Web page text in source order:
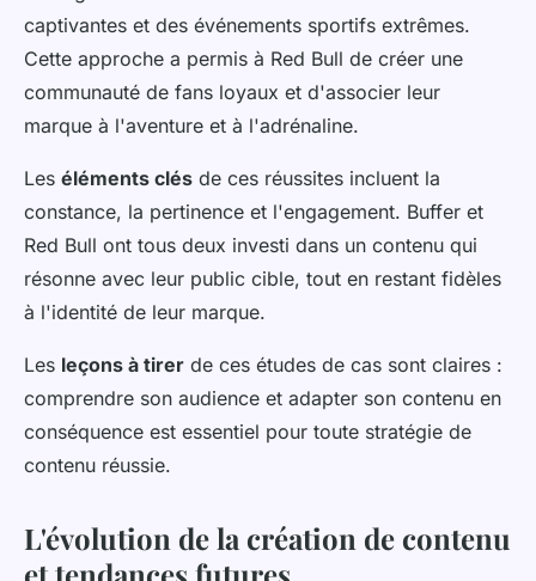
captivantes et des événements sportifs extrêmes.
Cette approche a permis à Red Bull de créer une
communauté de fans loyaux et d'associer leur
marque à l'aventure et à l'adrénaline.
Les éléments clés de ces réussites incluent la
constance, la pertinence et l'engagement. Buffer et
Red Bull ont tous deux investi dans un contenu qui
résonne avec leur public cible, tout en restant fidèles
à l'identité de leur marque.
Les leçons à tirer de ces études de cas sont claires :
comprendre son audience et adapter son contenu en
conséquence est essentiel pour toute stratégie de
contenu réussie.
L'évolution de la création de contenu